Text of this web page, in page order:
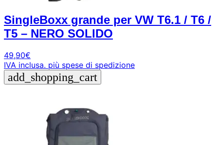
SingleBoxx grande per VW T6.1 / T6 /
T5 – NERO SOLIDO
49,90€
IVA inclusa. più spese di spedizione
add_shopping_cart